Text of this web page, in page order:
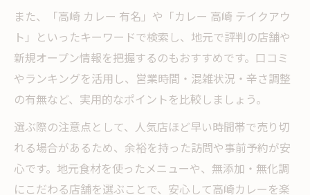
また、「高崎 カレー 有名」や「カレー 高崎 テイクアウ
ト」といったキーワードで検索し、地元で評判の店舗や
新規オープン情報を把握するのもおすすめです。口コミ
やランキングを活用し、営業時間・混雑状況・辛さ調整
の有無など、実用的なポイントを比較しましょう。
選ぶ際の注意点として、人気店ほど早い時間帯で売り切
れる場合があるため、余裕を持った訪問や事前予約が安
心です。地元食材を使ったメニューや、無添加・無化調
にこだわる店舗を選ぶことで、安心して高崎カレーを楽